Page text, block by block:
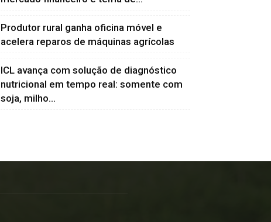
Produtor rural ganha oficina móvel e
acelera reparos de máquinas agrícolas
ICL avança com solução de diagnóstico
nutricional em tempo real: somente com
soja, milho...